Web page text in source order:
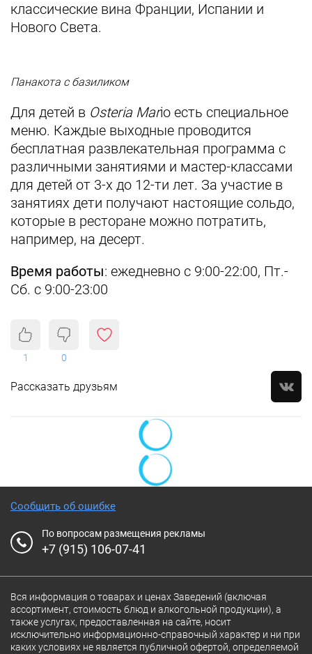
классические вина Франции, Испании и
Нового Света.
Панакота с базиликом
Для детей в Osteria Mario есть специальное
меню. Каждые выходные проводится
бесплатная развлекательная программа с
различными занятиями и мастер-классами
для детей от 3-х до 12-ти лет. За участие в
занятиях дети получают настоящие сольдо,
которые в ресторане можно потратить,
например, на десерт.
Время работы: ежедневно с 9:00-22:00, Пт.-
Сб. с 9:00-23:00
1 0
Рассказать друзьям
Сообщить об ошибке
По вопросам размещения рекламы
+7 (915) 106-07-41
Вся информация о товарах и ценах Заведений (включая
ассортимент, стоимость блюд и алкогольной продукции), а
также услугах, предоставленная на сайте, носит
исключительно информационно-справочный характер и ни при
каких условиях не является публичной офертой, определяемой